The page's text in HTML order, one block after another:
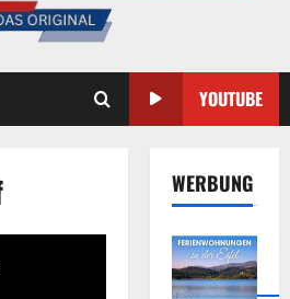
YOUTUBE
WERBUNG